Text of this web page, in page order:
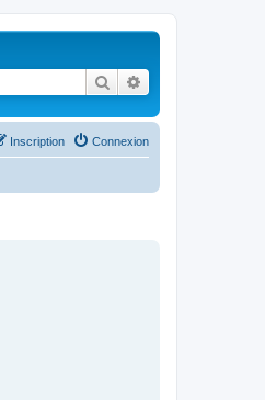
Rechercher
Connexion
Inscription